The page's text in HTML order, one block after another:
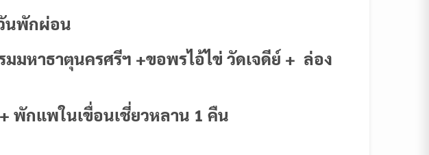
นพักผ่อน
มหาธาตุนครศรีฯ +ขอพรไอ้ไข่ วัดเจดีย์ + ล่อง
พักแพในเขื่อนเชี่ยวหลาน 1 คืน